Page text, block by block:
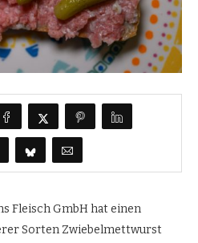
Fleisch GmbH hat einen
Sorten Zwiebelmettwurst